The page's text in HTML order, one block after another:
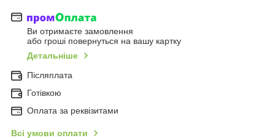
Ви отримаєте замовлення
або гроші повернуться на вашу картку
Детальніше
Післяплата
Готівкою
Оплата за реквізитами
Всі умови оплати